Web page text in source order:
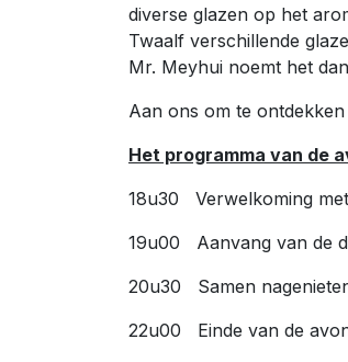
diverse glazen op het
Twaalf verschillende
Mr. Meyhui noemt het
Aan ons om te
Het programma van de
18u30 Verwelkoming
19u00 Aanvang van de
20u30 Samen
22u00 Einde van de